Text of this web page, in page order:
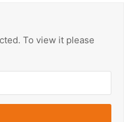
To view it please